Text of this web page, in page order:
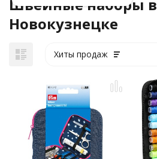
Швейные наборы в
Новокузнецке
Хиты продаж